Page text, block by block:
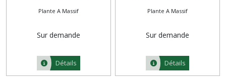
Plante A Massif
Sur demande
Détails
Plante A Massif
Sur demande
Détails